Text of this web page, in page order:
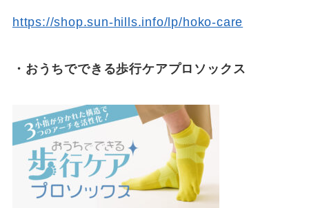
https://shop.sun-hills.info/lp/hoko-care
・おうちでできる歩行ケアプロソックス